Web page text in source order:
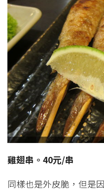
雞翅串。40元/串
同樣也是外皮脆，但是